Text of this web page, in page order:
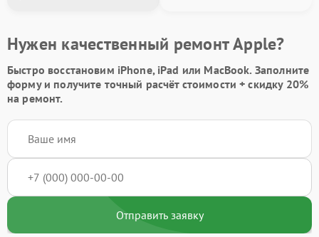
Нужен качественный ремонт Apple?
Быстро восстановим iPhone, iPad или MacBook. Заполните
формуи получите точный расчёт стоимости +скидку 20%
на ремонт.
Отправить заявку